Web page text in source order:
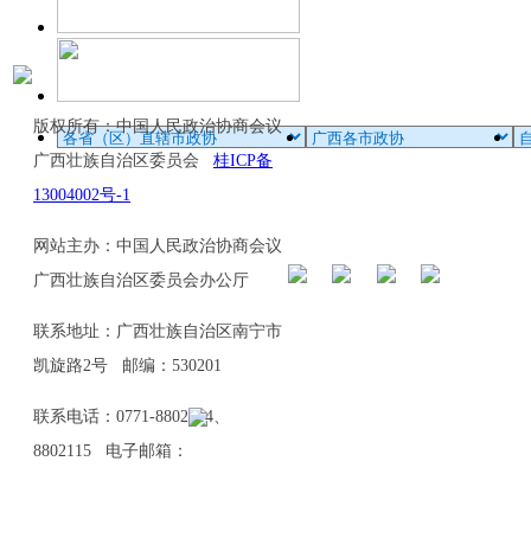
版权所有：中国人民政治协商会议
广西壮族自治区委员会 桂ICP备
13004002号-1
网站主办：中国人民政治协商会议
广西壮族自治区委员会办公厅
联系地址：广西壮族自治区南宁市
凯旋路2号 邮编：530201
联系电话：0771-8802114、
8802115 电子邮箱：